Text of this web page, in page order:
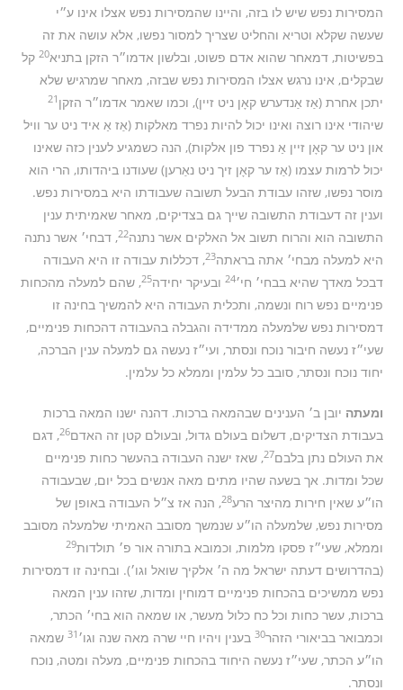
המסירות נפש שיש לו בזה, והיינו שהמסירות נפש אצלו אינו ע״י
שעשה שקלא וטריא והחליט שצריך למסור נפשו, אלא עושה את זה
בפשיטות, דמאחר שהוא אדם פשוט, ובלשון אדמו״ר הזקן בתניא20 קל
שבקלים, אינו נרגש אצלו המסירות נפש שבזה, מאחר שמרגיש שלא
יתכן אחרת (אַז אַנדערש קאָן ניט זיין), וכמו שאמר אדמו״ר הזקן 21
שיהודי אינו רוצה ואינו יכול להיות נפרד מאלקות (אַז אַ איד ניט ער וויל
און ניט ער קאָן זיין אַ נפרד פון אלקות), הנה כשמגיע לענין כזה שאינו
יכול לרמות עצמו (אַז ער קאָן זיך ניט נאַרען) שעודנו ביהדותו, הרי הוא
מוסר נפשו, שזהו עבודת הבעל תשובה שעבודתו היא במסירות נפש.
וענין זה דעבודת התשובה שייך גם בצדיקים, מאחר שאמיתית ענין
התשובה הוא והרוח תשוב אל האלקים אשר נתנה22, דבחי׳ אשר נתנה
היא למעלה מבחי׳ אתה בראתה23, דכללות עבודה זו היא העבודה
דבכל מאדך שהיא בבחי׳ חי׳24 ובעיקר יחידה25, שהם למעלה מהכחות
פנימיים נפש רוח ונשמה, ותכלית העבודה היא להמשיך בחינה זו
דמסירות נפש שלמעלה ממדידה והגבלה בהעבודה דהכחות פנימיים,
שעי״ז נעשה חיבור נוכח ונסתר, ועי״ז נעשה גם למעלה ענין הברכה,
יחוד נוכח ונסתר, סובב כל עלמין וממלא כל עלמין.
ומעתה יובן ב׳ הענינים שבהמאה ברכות. דהנה ישנו המאה ברכות
בעבודת הצדיקים, דשלום בעולם גדול, ובעולם קטן זה האדם26, דגם
את העולם נתן בלבם27, שאז ישנה העבודה בהעשר כחות פנימיים
שכל ומדות. אך בשעה שהיו מתים מאה אנשים בכל יום, שבעבודה
הו״ע שאין חירות מהיצר הרע28, הנה אז צ״ל העבודה באופן של
מסירות נפש, שלמעלה הו״ע שנמשך מסובב האמיתי שלמעלה מסובב
וממלא, שעי״ז פסקו מלמות, וכמובא בתורה אור פ׳ תולדות29
(בהדרושים דעתה ישראל מה ה׳ אלקיך שואל וגו׳). ובחינה זו דמסירות
נפש ממשיכים בהכחות פנימיים דמוחין ומדות, שזהו ענין המאה
ברכות, עשר כחות וכל כח כלול מעשר, או שמאה הוא בחי׳ הכתר,
וכמבואר בביאורי הזהר30 בענין ויהיו חיי שרה מאה שנה וגו׳ 31 שמאה
הו״ע הכתר, שעי״ז נעשה היחוד בהכחות פנימיים, מעלה ומטה, נוכח
ונסתר.